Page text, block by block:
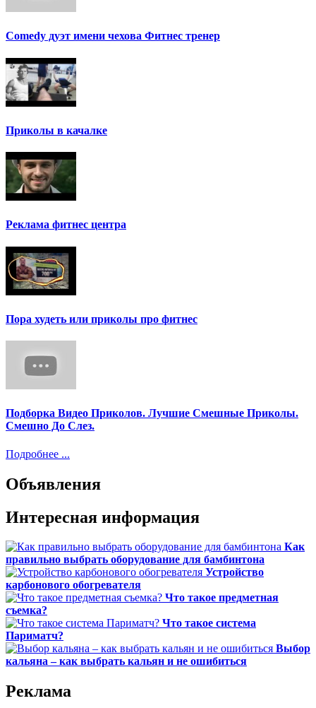
Сomedy дуэт имени чехова Фитнес тренер
Приколы в качалке
Реклама фитнес центра
Пора худеть или приколы про фитнес
Подборка Видео Приколов. Лучшие Смешные Приколы.
Смешно До Слез.
Подробнее ...
Объявления
Интересная информация
Как
правильно выбрать оборудование для бамбинтона
Устройство
карбонового обогревателя
Что такое предметная
съемка?
Что такое система
Париматч?
Выбор
кальяна – как выбрать кальян и не ошибиться
Реклама